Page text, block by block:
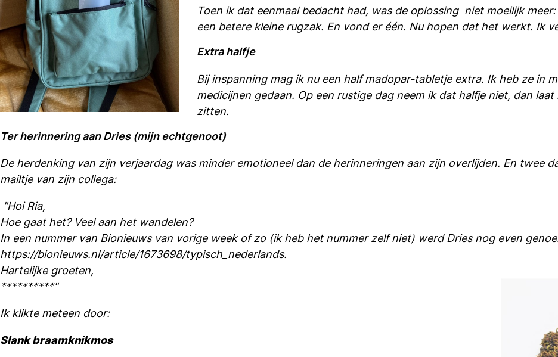
Toen ik dat eenmaal bedacht had, was de oplossing niet moeilijk
een betere kleine rugzak. En vond er één. Nu hopen dat het werkt. Ik
Extra halfje
Bij inspanning mag ik nu een half madopar-tabletje extra. Ik heb ze in
medicijnen gedaan. Op een rustige dag neem ik dat halfje niet, dan
zitten.
Ter herinnering aan Dries (mijn echtgenoot)
De herdenking van zijn verjaardag was minder emotioneel dan de herinneringen aan zijn overlijden. En twee
mailtje van zijn collega:
"Hoi Ria,
Hoe gaat het? Veel aan het wandelen?
In een nummer van Bionieuws van vorige week of zo (ik heb het nummer zelf niet) werd Dries nog even
https://bionieuws.nl/article/1673698/typisch_nederlands.
Hartelijke groeten,
**********"
Ik klikte meteen door:
Slank braamknikmos